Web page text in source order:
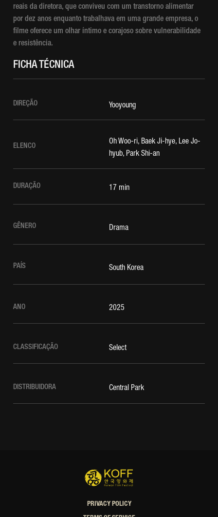
reais da diretora, que conviveu com um transtorno alimentar
por dez anos enquanto trabalhava em uma grande empresa, o
filme oferece um olhar íntimo e corajoso sobre vulnerabilidade
e resistência.
FICHA TÉCNICA
DIREÇÃO Yooyoung
ELENCO
Oh Woo-ri, Baek Ji-hye, Lee Jo-
hyub, Park Shi-an
DURAÇÃO 17 min
GÊNERO Drama
PAÍS South Korea
ANO 2025
CLASSIFICAÇÃO Select
DISTRIBUIDORA Central Park
PRIVACY POLICY